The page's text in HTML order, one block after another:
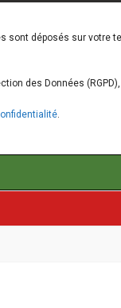
sont déposés sur votre
des Données
.